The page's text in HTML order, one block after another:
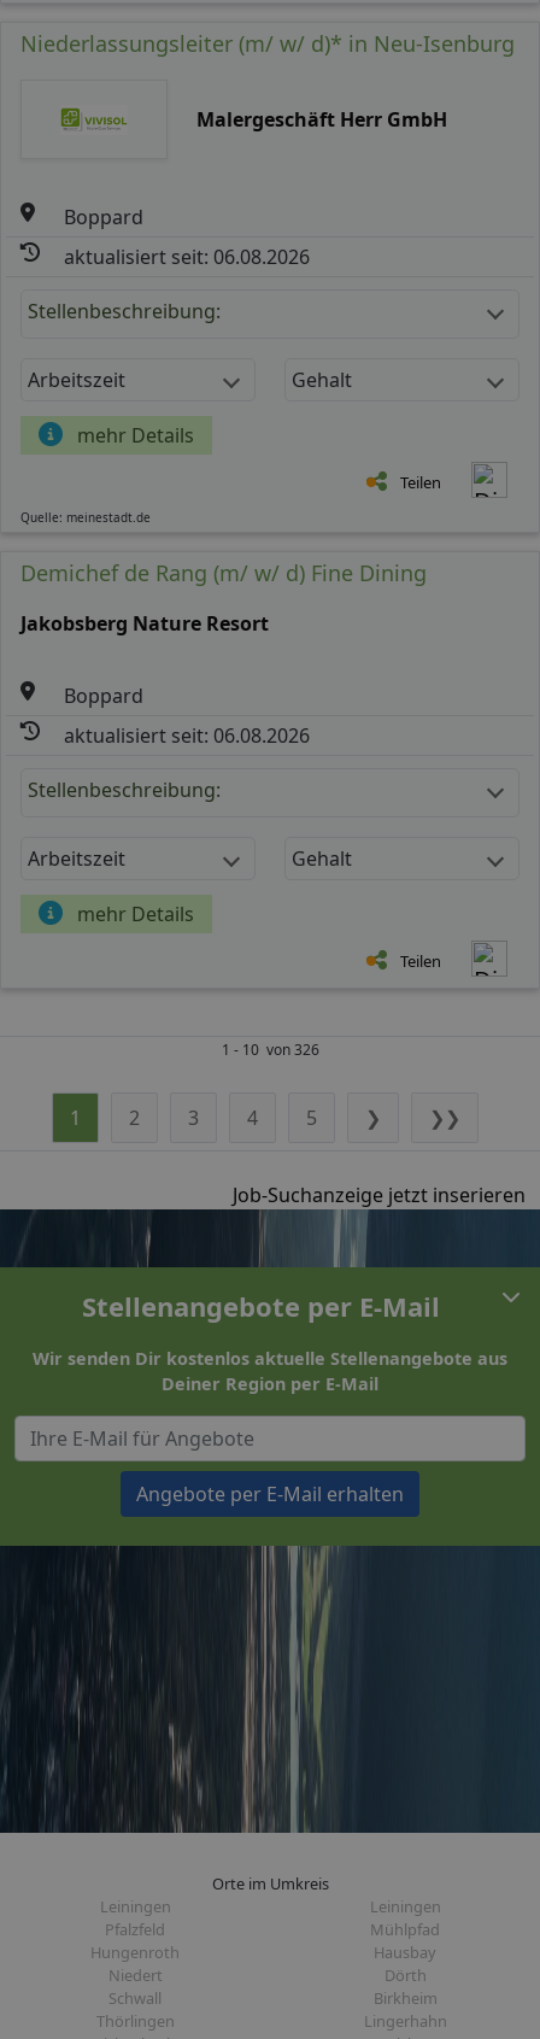
Niederlassungsleiter (m/ w/ d)* in Neu-Isenburg
Malergeschäft Herr GmbH
Boppard
aktualisiert seit: 06.08.2026
Stellenbeschreibung:
Arbeitszeit Gehalt
mehr Details
Teilen
Quelle: meinestadt.de
Demichef de Rang (m/ w/ d) Fine Dining
Jakobsberg Nature Resort
Boppard
aktualisiert seit: 06.08.2026
Stellenbeschreibung:
Arbeitszeit Gehalt
mehr Details
Teilen
1 - 10 von 326
1 2 3 4 5 ❯ ❯❯
Job-Suchanzeige jetzt inserieren
Stellenangebote per E-Mail
Wir senden Dir kostenlos aktuelle Stellenangebote aus
Deiner Region per E-Mail
Angebote per E-Mail erhalten
Orte im Umkreis
Leiningen
Leiningen
Pfalzfeld
Mühlpfad
Hungenroth
Hausbay
Niedert
Dörth
Schwall
Birkheim
Thörlingen
Lingerhahn